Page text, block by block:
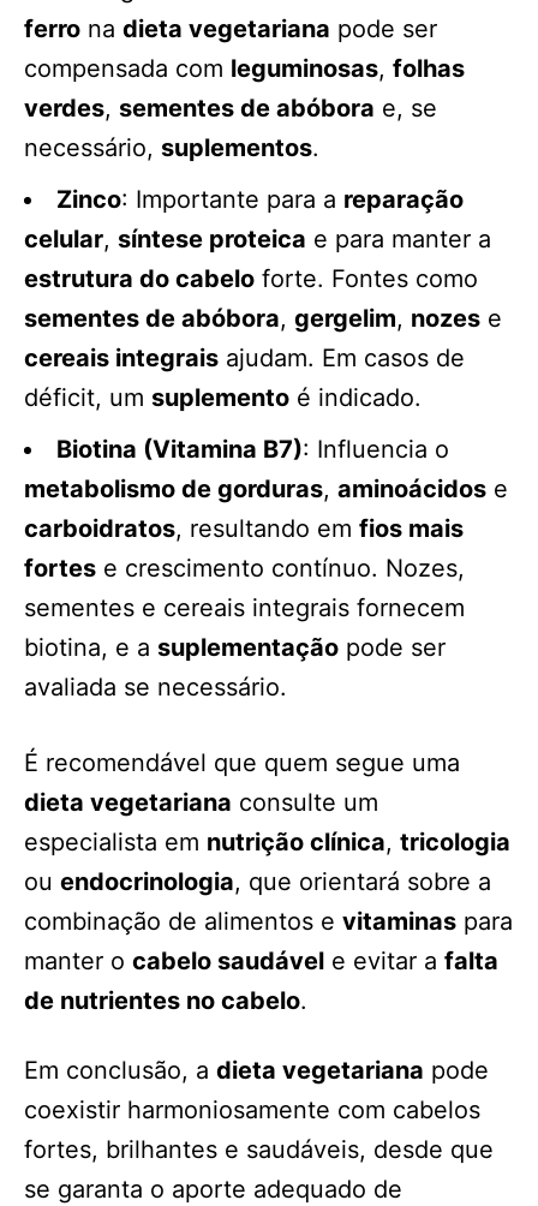
ferro na dieta vegetariana pode ser
compensada com leguminosas, folhas
verdes, sementes de abóbora e, se
necessário, suplementos.
Zinco: Importante para a reparação
celular, síntese proteica e para manter a
estrutura do cabelo forte. Fontes como
sementes de abóbora, gergelim, nozes e
cereais integrais ajudam. Em casos de
déficit, um suplemento é indicado.
Biotina (Vitamina B7): Influencia o
metabolismo de gorduras, aminoácidos e
carboidratos, resultando em fios mais
fortes e crescimento contínuo. Nozes,
sementes e cereais integrais fornecem
biotina, e a suplementação pode ser
avaliada se necessário.
É recomendável que quem segue uma
dieta vegetariana consulte um
especialista em nutrição clínica, tricologia
ou endocrinologia, que orientará sobre a
combinação de alimentos e vitaminas para
manter o cabelo saudável e evitar a falta
de nutrientes no cabelo.
Em conclusão, a dieta vegetariana pode
coexistir harmoniosamente com cabelos
fortes, brilhantes e saudáveis, desde que
se garanta o aporte adequado de